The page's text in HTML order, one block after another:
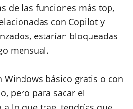
de las funciones más top,
con Copilot y
estarían bloqueadas
mensual.
Windows básico gratis o con
pero para sacar el